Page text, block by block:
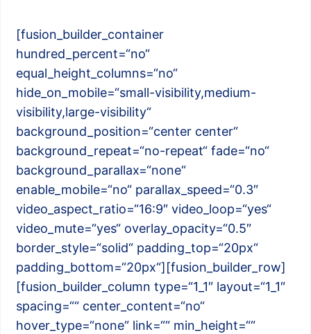
[fusion_builder_container
hundred_percent=“no“
equal_height_columns=“no“
hide_on_mobile=“small-visibility,medium-
visibility,large-visibility“
background_position=“center center“
background_repeat=“no-repeat“ fade=“no“
background_parallax=“none“
enable_mobile=“no“ parallax_speed=“0.3″
video_aspect_ratio=“16:9″ video_loop=“yes“
video_mute=“yes“ overlay_opacity=“0.5″
border_style=“solid“ padding_top=“20px“
padding_bottom=“20px“][fusion_builder_row]
[fusion_builder_column type=“1_1″ layout=“1_1″
spacing=““ center_content=“no“
hover_type=“none“ link=““ min_height=““